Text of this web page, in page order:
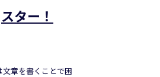
スター！
章を書くことで困